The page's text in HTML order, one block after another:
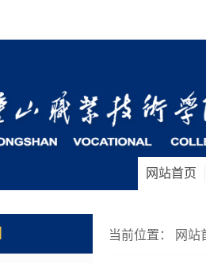
网站首页
当前位置： 网站